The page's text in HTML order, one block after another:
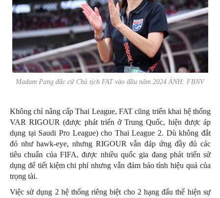
Madam Pang đắc cử Chủ tịch FAT vào đầu năm 2024 ẢNH: FBNV
Không chỉ nâng cấp Thai League, FAT cũng triển khai hệ thống
VAR RIGOUR (được phát triển ở Trung Quốc, hiện được áp
dụng tại Saudi Pro League) cho Thai League 2. Dù không đắt
đỏ như hawk-eye, nhưng RIGOUR vẫn đáp ứng đầy đủ các
tiêu chuẩn của FIFA, được nhiều quốc gia đang phát triển sử
dụng để tiết kiệm chi phí nhưng vẫn đảm bảo tính hiệu quả của
trọng tài.
Việc sử dụng 2 hệ thống riêng biệt cho 2 hạng đấu thể hiện sự